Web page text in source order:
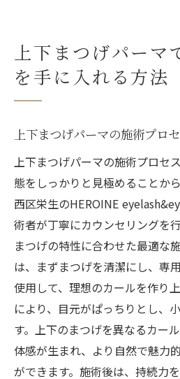
上下まつげパーマ
を手に入れる方法
上下まつげパーマの施術プロ
上下まつげパーマの施術プロセ
態をしっかりと見極めることか
西区栄生のHEROINE
術者が丁寧にカウンセリングを
まつげの特性に合わせた最適な
は、まずまつげを清潔にし、専
使用して、理想のカールを作り
により、目元がぱっちりとし、
す。上下のまつげを異なるカー
体感が生まれ、より自然で魅力
ができます。施術後は、持続力